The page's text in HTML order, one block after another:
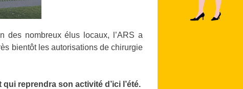
des nombreux élus locaux, l’ARS a
bientôt les autorisations de chirurgie
reprendra son activité d’ici l’été.